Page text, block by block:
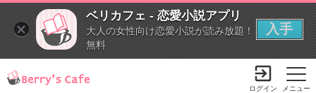
ベリカフェ - 恋愛小説アプリ
大人の女性向け恋愛小説が読み放題！
無料
入手
メニュー
ログイン